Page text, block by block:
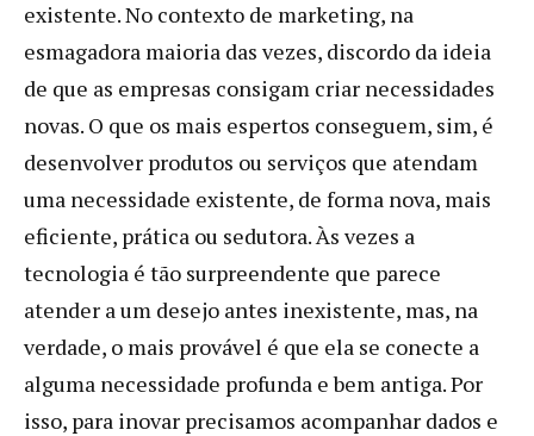
existente. No contexto de marketing, na
esmagadora maioria das vezes, discordo da ideia
de que as empresas consigam criar necessidades
novas. O que os mais espertos conseguem, sim, é
desenvolver produtos ou serviços que atendam
uma necessidade existente, de forma nova, mais
eficiente, prática ou sedutora. Às vezes a
tecnologia é tão surpreendente que parece
atender a um desejo antes inexistente, mas, na
verdade, o mais provável é que ela se conecte a
alguma necessidade profunda e bem antiga. Por
isso, para inovar precisamos acompanhar dados e